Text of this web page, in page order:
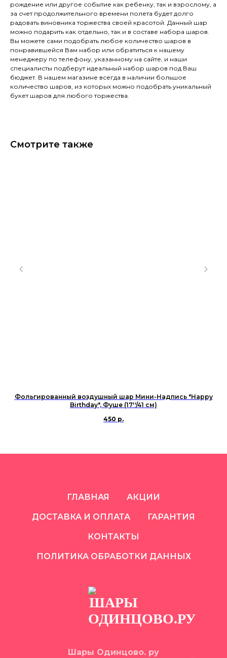
рождение или другое событие как ребенку, так и взрослому, а
за счет продолжительного времени полета будет долго
радовать виновника торжества своей красотой. Данный шар
можно подарить как отдельно, так и в составе набора шаров.
Вы можете сами подобрать любое количество шаров в
понравившейся Вам набор или обратиться к нашему
менеджеру по телефону, указанному на сайте, и наши
специалисты подберут идеальный набор шаров под Ваш
бюджет. В нашем магазине всегда в наличии большое
количество шаров, из которых можно подобрать уникальный
букет шаров для любого торжества.
Смотрите также
Фольгированный воздушный шар Мини-Надпись "Happy
Birthday", Фуше (17''/41 см)
450 р.
ГЛАВНАЯ АКЦИИ
ДОСТАВКА И ОПЛАТА ГАРАНТИЯ
КОНТАКТЫ
ПОЛИТИКА ОБРАБОТКИ ДАННЫХ
Шары Одинцово. ру